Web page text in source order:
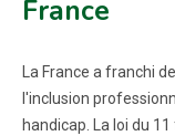
France
La France a franchi
l'inclusion
handicap. La loi du